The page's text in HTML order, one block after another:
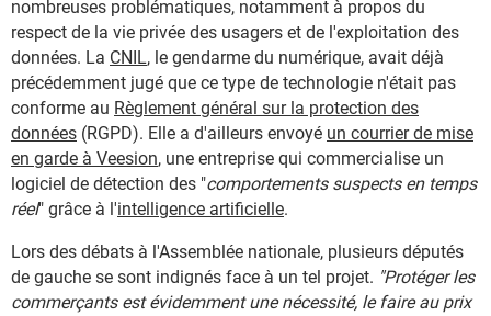
nombreuses problématiques, notamment à propos du
respect de la vie privée des usagers et de l'exploitation des
données. La CNIL, le gendarme du numérique, avait déjà
précédemment jugé que ce type de technologie n'était pas
conforme au Règlement général sur la protection des
données (RGPD). Elle a d'ailleurs envoyé un courrier de mise
en garde à Veesion, une entreprise qui commercialise un
logiciel de détection des "comportements suspects en temps
réel" grâce à l'intelligence artificielle.
Lors des débats à l'Assemblée nationale, plusieurs députés
de gauche se sont indignés face à un tel projet. "Protéger les
commerçants est évidemment une nécessité, le faire au prix